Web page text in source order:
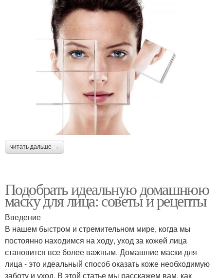
читать дальше →
Подобрать идеальную домашнюю
маску для лица: советы и рецепты
Введение
В нашем быстром и стремительном мире, когда мы
постоянно находимся на ходу, уход за кожей лица
становится все более важным. Домашние маски для
лица - это идеальный способ оказать коже необходимую
заботу и уход. В этой статье мы расскажем вам, как